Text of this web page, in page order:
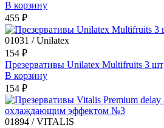
В корзину
455 ₽
01031 / Unilatex
154 ₽
Презервативы Unilatex Multifruits 3 шт
В корзину
154 ₽
01894 / VITALIS